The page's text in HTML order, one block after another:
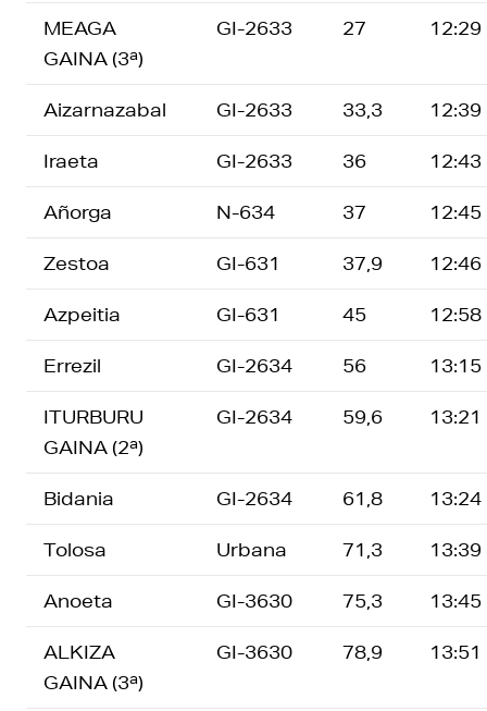
MEAGA
GAINA (3ª)
GI-2633 27 12:29
Aizarnazabal GI-2633 33,3 12:39
Iraeta GI-2633 36 12:43
Añorga N-634 37 12:45
Zestoa GI-631 37,9 12:46
Azpeitia GI-631 45 12:58
Errezil GI-2634 56 13:15
ITURBURU
GAINA (2ª)
GI-2634 59,6 13:21
Bidania GI-2634 61,8 13:24
Tolosa Urbana 71,3 13:39
Anoeta GI-3630 75,3 13:45
ALKIZA
GAINA (3ª)
GI-3630 78,9 13:51